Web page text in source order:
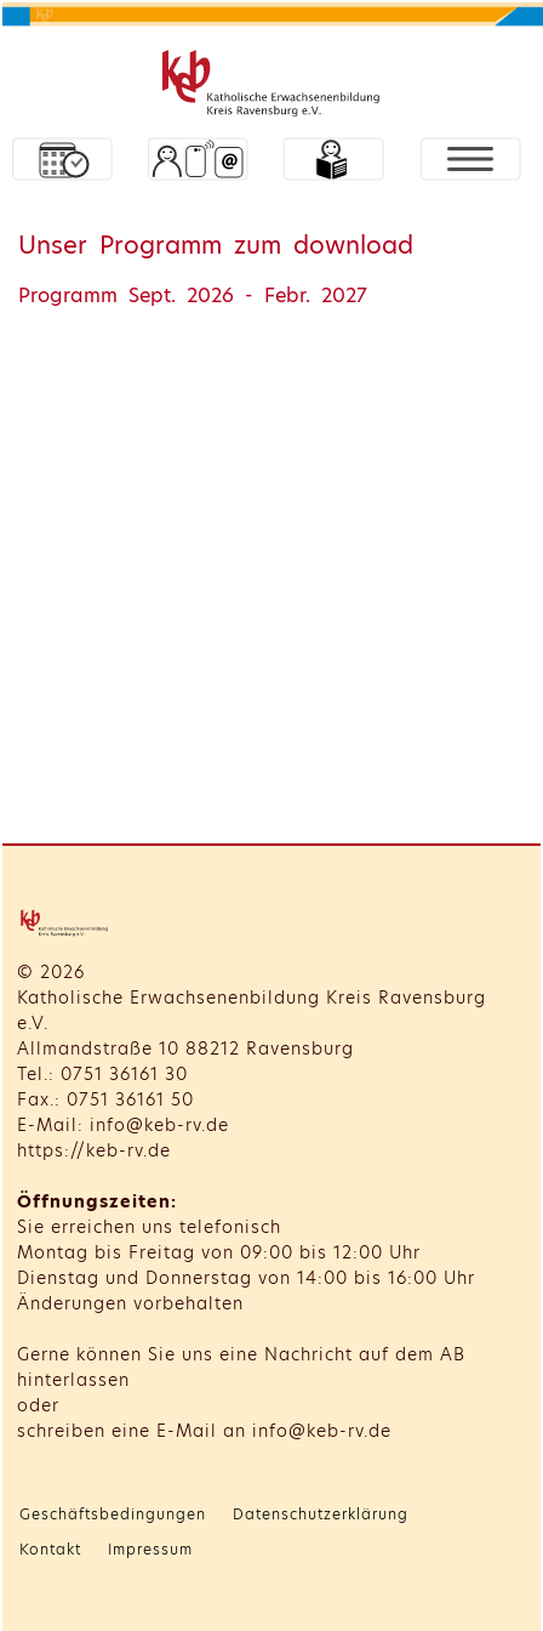
Unser Programm zum download
Programm Sept. 2026 - Febr. 2027
© 2026
Katholische Erwachsenenbildung Kreis Ravensburg
e.V.
Allmandstraße 10 88212 Ravensburg
Tel.: 0751 36161 30
Fax.: 0751 36161 50
E-Mail: info@keb-rv.de
https://keb-rv.de
Öffnungszeiten:
Sie erreichen uns telefonisch
Montag bis Freitag von 09:00 bis 12:00 Uhr
Dienstag und Donnerstag von 14:00 bis 16:00 Uhr
Änderungen vorbehalten
Gerne können Sie uns eine Nachricht auf dem AB
hinterlassen
oder
schreiben eine E-Mail an info@keb-rv.de
Geschäftsbedingungen
Datenschutzerklärung
Kontakt
Impressum